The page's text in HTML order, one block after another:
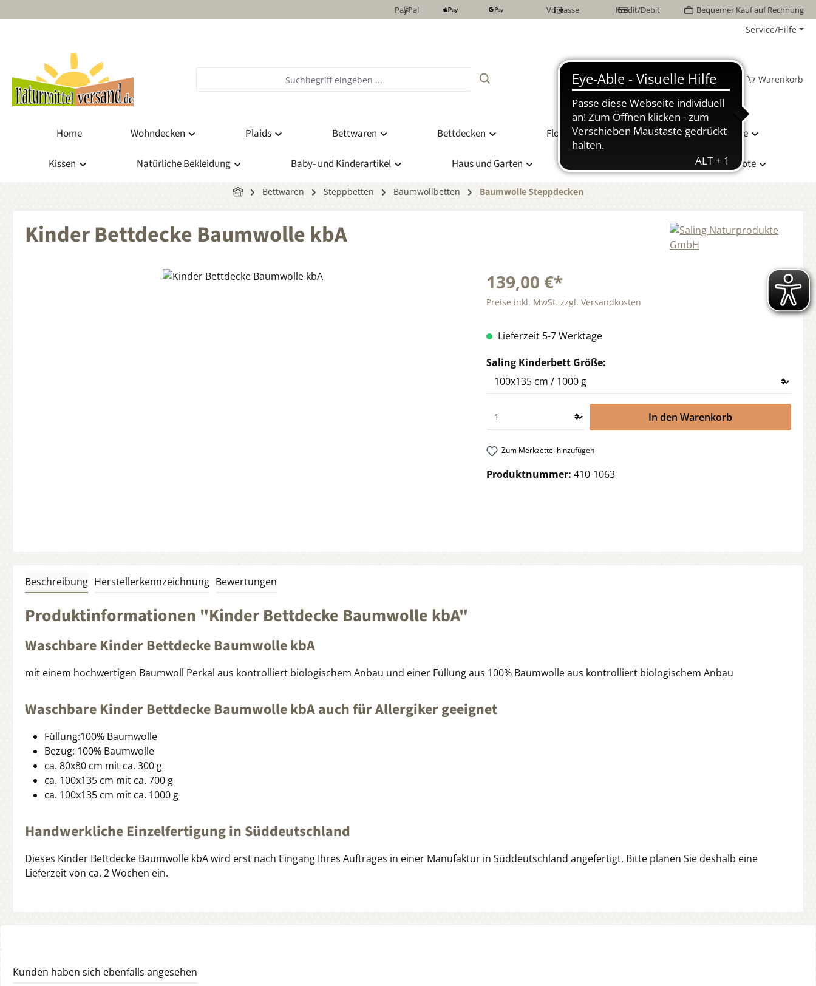
PayPal Vorkasse Kredit/Debit Bequemer Kauf auf Rechnung
Service/Hilfe
Wunschzettel Mein Konto Warenkorb
Home Wohndecken Plaids Bettwaren Bettdecken Flor Naturhaarbetten Bettwäsche
Kissen Natürliche Bekleidung Baby- und Kinderartikel Haus und Garten Sonderangebote
Bettwaren Steppbetten Baumwollbetten Baumwolle Steppdecken
Kinder Bettdecke Baumwolle kbA
139,00 €*
Preise inkl. MwSt. zzgl. Versandkosten
Lieferzeit 5-7 Werktage
Saling Kinderbett Größe:auswählen
In den Warenkorb
Zum Merkzettel hinzufügen
Produktnummer: 410-1063
Beschreibung Herstellerkennzeichnung Bewertungen
Produktinformationen "Kinder Bettdecke Baumwolle kbA"
Waschbare Kinder Bettdecke Baumwolle kbA
mit einem hochwertigen Baumwoll Perkal aus kontrolliert biologischem Anbau und einer Füllung aus 100% Baumwolle aus kontrolliert biologischem Anbau
Waschbare Kinder Bettdecke Baumwolle kbA auch für Allergiker geeignet
Füllung:100% Baumwolle
Bezug: 100% Baumwolle
ca. 80x80 cm mit ca. 300 g
ca. 100x135 cm mit ca. 700 g
ca. 100x135 cm mit ca. 1000 g
Handwerkliche Einzelfertigung in Süddeutschland
Dieses Kinder Bettdecke Baumwolle kbA wird erst nach Eingang Ihres Auftrages in einer Manufaktur in Süddeutschland angefertigt. Bitte planen Sie deshalb eine
Lieferzeit von ca. 2 Wochen ein.
Kunden haben sich ebenfalls angesehen